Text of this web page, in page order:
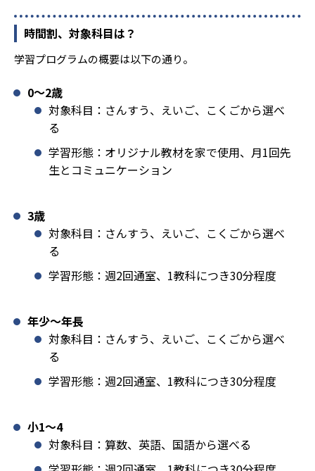
時間割、対象科目は？
学習プログラムの概要は以下の通り。
0〜2歳
対象科目：さんすう、えいご、こくごから選べ
る
学習形態：オリジナル教材を家で使用、月1回先
生とコミュニケーション
3歳
対象科目：さんすう、えいご、こくごから選べ
る
学習形態：週2回通室、1教科につき30分程度
年少〜年長
対象科目：さんすう、えいご、こくごから選べ
る
学習形態：週2回通室、1教科につき30分程度
小1️〜4
対象科目：算数、英語、国語から選べる